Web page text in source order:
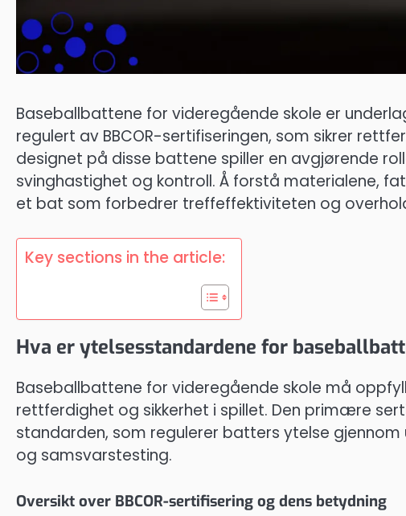
Baseballbattene for videregående skole er
regulert av BBCOR-sertifiseringen, som sikrer
designet på disse battene spiller en avgjørende
svinghastighet og kontroll. Å forstå materialene,
et bat som forbedrer treffeffektiviteten og
Key sections in the article:
Hva er ytelsesstandardene for
Baseballbattene for videregående skole må
rettferdighet og sikkerhet i spillet. Den primære
standarden, som regulerer batters ytelse
og samsvarstesting.
Oversikt over BBCOR-sertifisering og dens betydning